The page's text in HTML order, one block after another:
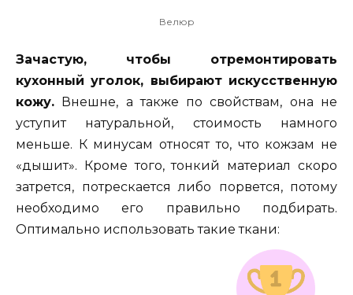
Велюр
Зачастую, чтобы отремонтировать
кухонный уголок, выбирают искусственную
кожу. Внешне, а также по свойствам, она не
уступит натуральной, стоимость намного
меньше. К минусам относят то, что кожзам не
«дышит». Кроме того, тонкий материал скоро
затрется, потрескается либо порвется, потому
необходимо его правильно подбирать.
Оптимально использовать такие ткани: